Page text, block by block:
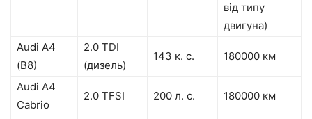
від типу
двигуна)
Audi A4
(B8)
2.0 TDI
(дизель)
143 к. с. 180000 км
Audi A4
Cabrio
2.0 TFSI 200 л. с. 180000 км